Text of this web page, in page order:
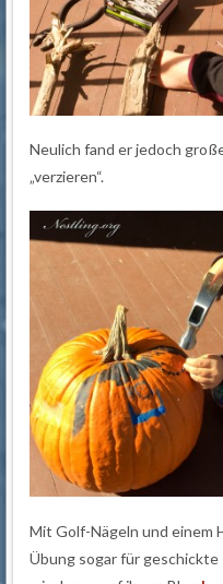
Neulich fand er jedoch
„verzieren“.
Mit Golf-Nägeln und einem
Übung sogar für